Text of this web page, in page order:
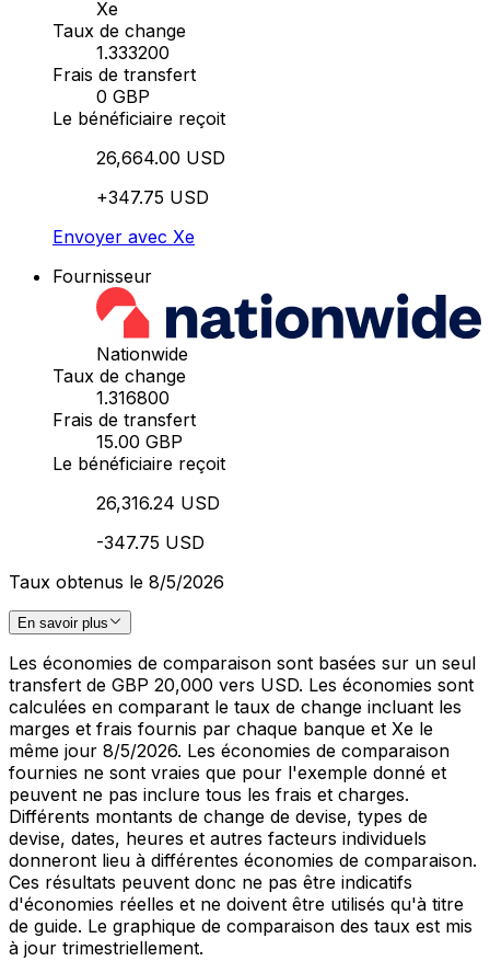
Xe
Taux de change
1.333200
Frais de transfert
0 GBP
Le bénéficiaire reçoit
26,664.00 USD
+347.75 USD
Envoyer avec Xe
Fournisseur
Nationwide
Taux de change
1.316800
Frais de transfert
15.00 GBP
Le bénéficiaire reçoit
26,316.24 USD
-347.75 USD
Taux obtenus le 8/5/2026
En savoir plus
Les économies de comparaison sont basées sur un seul
transfert de GBP 20,000 vers USD. Les économies sont
calculées en comparant le taux de change incluant les
marges et frais fournis par chaque banque et Xe le
même jour 8/5/2026. Les économies de comparaison
fournies ne sont vraies que pour l'exemple donné et
peuvent ne pas inclure tous les frais et charges.
Différents montants de change de devise, types de
devise, dates, heures et autres facteurs individuels
donneront lieu à différentes économies de comparaison.
Ces résultats peuvent donc ne pas être indicatifs
d'économies réelles et ne doivent être utilisés qu'à titre
de guide. Le graphique de comparaison des taux est mis
à jour trimestriellement.